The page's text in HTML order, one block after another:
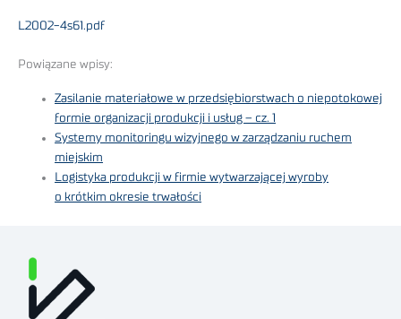
L2002-4s61.pdf
Powiązane wpisy:
Zasilanie materiałowe w przedsiębiorstwach o niepotokowej
formie organizacji produkcji i usług – cz. 1
Systemy monitoringu wizyjnego w zarządzaniu ruchem
miejskim
Logistyka produkcji w firmie wytwarzającej wyroby
o krótkim okresie trwałości